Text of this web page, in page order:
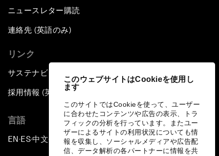
このウェブサイトはCookieを使用し
ます
このサイトではCookieを使って、ユーザー
に合わせたコンテンツや広告の表示、トラ
フィックの分析を行っています。またユー
ザーによるサイトの利用状況についても情
報を収集し、ソーシャルメディアや広告配
信、データ解析の各パートナーに情報を共
ニュースレター購読
連絡先 (英語のみ)
リンク
サステナビリティへの取り組み
採用情報 (英語のみ)
言語
EN ▪ES▪中文▪ 日本語